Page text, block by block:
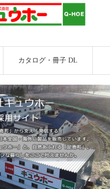
カタログ・冊子 DL